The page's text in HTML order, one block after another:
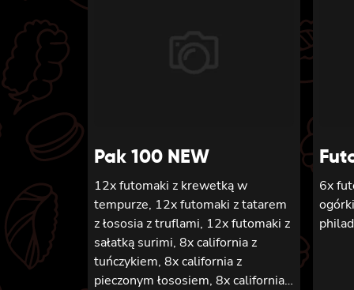
Pak 100 NEW
12x futomaki z krewetką w
tempurze, 12x futomaki z tatarem
z łososia z truflami, 12x futomaki z
sałatką surimi, 8x california z
tuńczykiem, 8x california z
pieczonym łososiem, 8x california z
6x